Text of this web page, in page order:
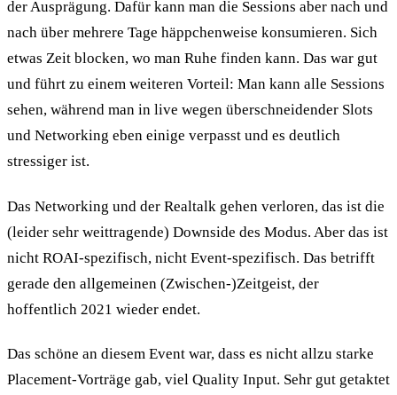
der Ausprägung. Dafür kann man die Sessions aber nach und
nach über mehrere Tage häppchenweise konsumieren. Sich
etwas Zeit blocken, wo man Ruhe finden kann. Das war gut
und führt zu einem weiteren Vorteil: Man kann alle Sessions
sehen, während man in live wegen überschneidender Slots
und Networking eben einige verpasst und es deutlich
stressiger ist.
Das Networking und der Realtalk gehen verloren, das ist die
(leider sehr weittragende) Downside des Modus. Aber das ist
nicht ROAI-spezifisch, nicht Event-spezifisch. Das betrifft
gerade den allgemeinen (Zwischen-)Zeitgeist, der
hoffentlich 2021 wieder endet.
Das schöne an diesem Event war, dass es nicht allzu starke
Placement-Vorträge gab, viel Quality Input. Sehr gut getaktet